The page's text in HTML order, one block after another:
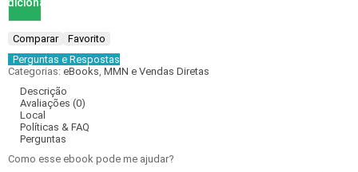
Ao
Comparar
Favorito
Perguntas e Respostas
Categorias: eBooks, MMN e Vendas Diretas
Descrição
Avaliações (0)
Local
Políticas & FAQ
Perguntas
Como esse ebook pode me ajudar?